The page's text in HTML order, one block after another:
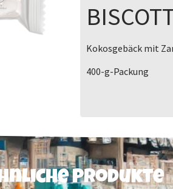
Kokosgebäck mit
400-g-Packung
Produkte